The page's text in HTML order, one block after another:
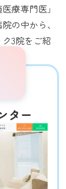
療専門医」
の中から、
3院をご紹
ター